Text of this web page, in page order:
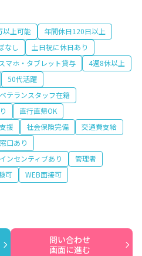
以上可能
年間休日120日以上
なし
土日祝に休日あり
スマホ・タブレット貸与
4週8休以上
50代活躍
ベテランスタッフ在籍
直行直帰OK
援 社会保険完備
交通費支給
口あり
インセンティブあり
管理者
可
WEB面接可
問い合わせ
画面に進む